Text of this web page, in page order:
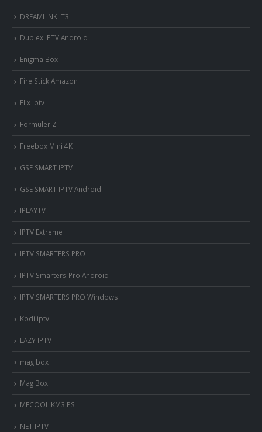
DREAMLINK T3
Duplex IPTV Android
Enigma Box
Fire Stick Amazon
Flix Iptv
Formuler Z
Freebox Mini 4K
‎GSE SMART IPTV
GSE SMART IPTV Android
IPLAYTV
IPTV Extreme
IPTV SMARTERS PRO
IPTV Smarters Pro Android
IPTV SMARTERS PRO Windows
Kodi iptv
LAZY IPTV
mag box
Mag Box
MECOOL KM3 PS
NET IPTV